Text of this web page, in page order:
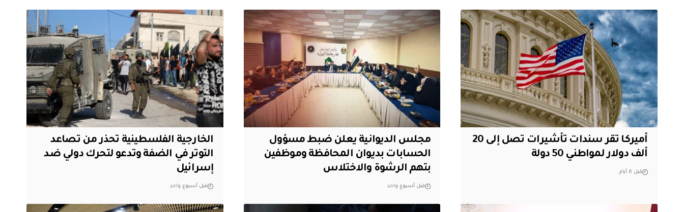
أميركا تقر سندات تأشيرات تصل إلى 20
ألف دولار لمواطني 50 دولة
قبل 6 أيام
مجلس الديوانية يعلن ضبط مسؤول
الحسابات بديوان المحافظة وموظفين
بتهم الرشوة والاختلاس
قبل أسبوع واحد
الخارجية الفلسطينية تحذر من تصاعد
التوتر في الضفة وتدعو لتحرك دولي ضد
إسرائيل
قبل أسبوع واحد